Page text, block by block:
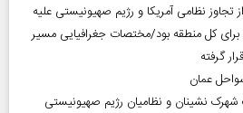
نظامی آمریکا و رژیم صهیونیستی علیه
برای کل منطقه بود/مختصات جغرافیایی مسیر
گرفته
عمان
شهرک نشینان و نظامیان رژیم صهیونیستی